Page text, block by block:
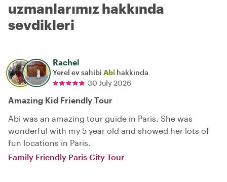
uzmanlarımız hakkında
sevdikleri
Rachel
Yerel ev sahibi Abi hakkında
30 July 2026
Amazing Kid Friendly Tour
Abi was an amazing tour guide in Paris. She was
wonderful with my 5 year old and showed her lots of
fun locations in Paris.
Family Friendly Paris City Tour